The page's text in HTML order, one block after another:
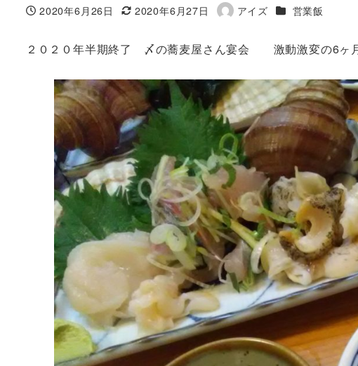
投稿日
2020年6月26日
更新日
2020年6月27日
著
アイズ カテゴリー
営業飯
２０２０年半期終了 〆の蕎麦屋さん宴会 激動激変の6ヶ